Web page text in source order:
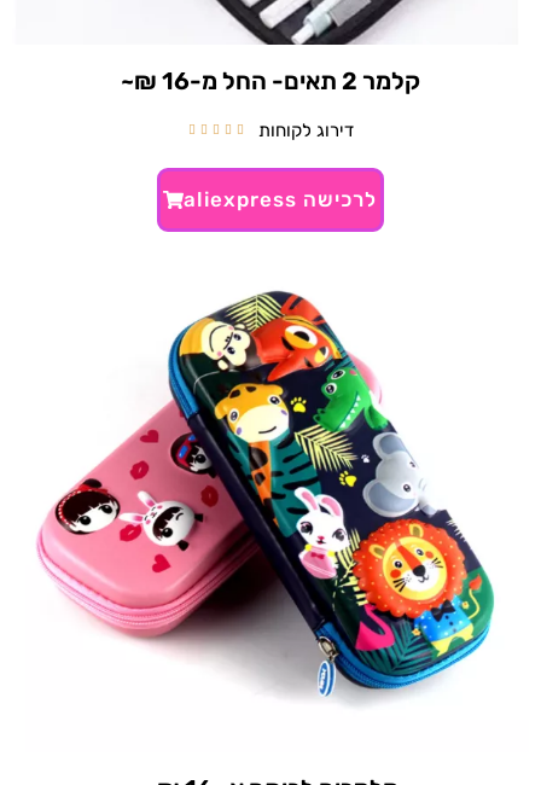
קלמר 2 תאים- החל מ-16 ₪~
דירוג לקוחות 




לרכישה aliexpress